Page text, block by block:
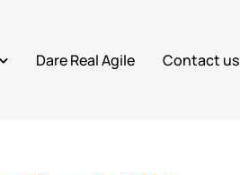
Dare Real Agile Contact us